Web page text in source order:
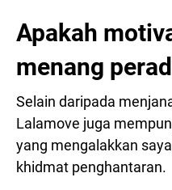
Apakah
menang
Selain daripada
Lalamove juga
yang mengalakkan
khidmat penghantaran.